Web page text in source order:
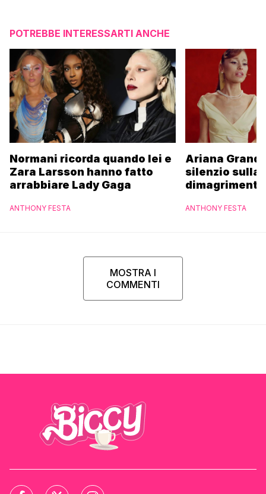
POTREBBE INTERESSARTI ANCHE
Normani ricorda quando lei e
Zara Larsson hanno fatto
arrabbiare Lady Gaga
ANTHONY FESTA
Ariana
silenzio sulla
di fermarsi”
ANTHONY FESTA
MOSTRA I
COMMENTI